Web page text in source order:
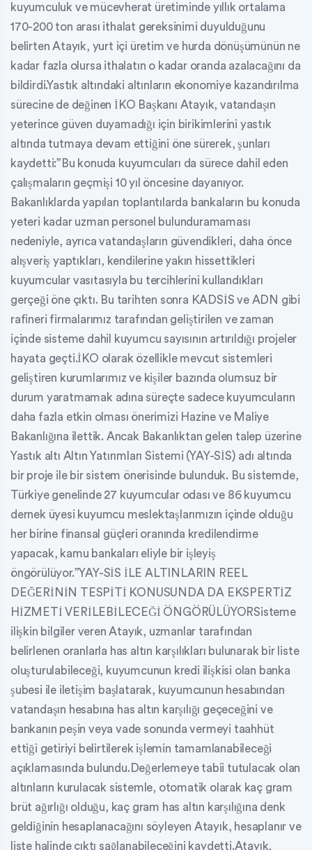
kuyumculuk ve mücevherat üretiminde yıllık ortalama
170-200 ton arası ithalat gereksinimi duyulduğunu
belirten Atayık, yurt içi üretim ve hurda dönüşümünün ne
kadar fazla olursa ithalatın o kadar oranda azalacağını da
bildirdi.Yastık altındaki altınların ekonomiye kazandırılma
sürecine de değinen İKO Başkanı Atayık, vatandaşın
yeterince güven duyamadığı için birikimlerini yastık
altında tutmaya devam ettiğini öne sürerek, şunları
kaydetti:”Bu konuda kuyumcuları da sürece dahil eden
çalışmaların geçmişi 10 yıl öncesine dayanıyor.
Bakanlıklarda yapılan toplantılarda bankaların bu konuda
yeteri kadar uzman personel bulunduramaması
nedeniyle, ayrıca vatandaşların güvendikleri, daha önce
alışveriş yaptıkları, kendilerine yakın hissettikleri
kuyumcular vasıtasıyla bu tercihlerini kullandıkları
gerçeği öne çıktı. Bu tarihten sonra KADSİS ve ADN gibi
rafineri firmalarımız tarafından geliştirilen ve zaman
içinde sisteme dahil kuyumcu sayısının artırıldığı projeler
hayata geçti.İKO olarak özellikle mevcut sistemleri
geliştiren kurumlarımız ve kişiler bazında olumsuz bir
durum yaratmamak adına süreçte sadece kuyumcuların
daha fazla etkin olması önerimizi Hazine ve Maliye
Bakanlığına ilettik. Ancak Bakanlıktan gelen talep üzerine
Yastık altı Altın Yatırımları Sistemi (YAY-SİS) adı altında
bir proje ile bir sistem önerisinde bulunduk. Bu sistemde,
Türkiye genelinde 27 kuyumcular odası ve 86 kuyumcu
dernek üyesi kuyumcu meslektaşlarımızın içinde olduğu
her birine finansal güçleri oranında kredilendirme
yapacak, kamu bankaları eliyle bir işleyiş
öngörülüyor.”YAY-SİS İLE ALTINLARIN REEL
DEĞERİNİN TESPİTİ KONUSUNDA DA EKSPERTİZ
HİZMETİ VERİLEBİLECEĞİ ÖNGÖRÜLÜYORSisteme
ilişkin bilgiler veren Atayık, uzmanlar tarafından
belirlenen oranlarla has altın karşılıkları bulunarak bir liste
oluşturulabileceği, kuyumcunun kredi ilişkisi olan banka
şubesi ile iletişim başlatarak, kuyumcunun hesabından
vatandaşın hesabına has altın karşılığı geçeceğini ve
bankanın peşin veya vade sonunda vermeyi taahhüt
ettiği getiriyi belirtilerek işlemin tamamlanabileceği
açıklamasında bulundu.Değerlemeye tabii tutulacak olan
altınların kurulacak sistemle, otomatik olarak kaç gram
brüt ağırlığı olduğu, kaç gram has altın karşılığına denk
geldiğinin hesaplanacağını söyleyen Atayık, hesaplanır ve
liste halinde çıktı sağlanabileceğini kaydetti.Atayık,